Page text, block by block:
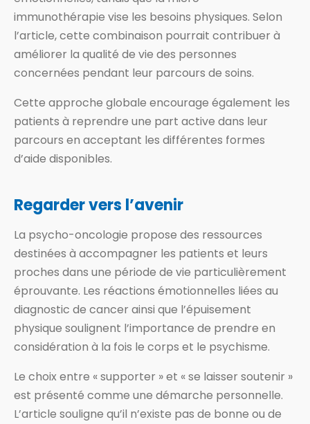
immunothérapie vise les besoins physiques. Selon
l’article, cette combinaison pourrait contribuer à
améliorer la qualité de vie des personnes
concernées pendant leur parcours de soins.
Cette approche globale encourage également les
patients à reprendre une part active dans leur
parcours en acceptant les différentes formes
d’aide disponibles.
Regarder vers l’avenir
La psycho-oncologie propose des ressources
destinées à accompagner les patients et leurs
proches dans une période de vie particulièrement
éprouvante. Les réactions émotionnelles liées au
diagnostic de cancer ainsi que l’épuisement
physique soulignent l’importance de prendre en
considération à la fois le corps et le psychisme.
Le choix entre « supporter » et « se laisser soutenir »
est présenté comme une démarche personnelle.
L’article souligne qu’il n’existe pas de bonne ou de